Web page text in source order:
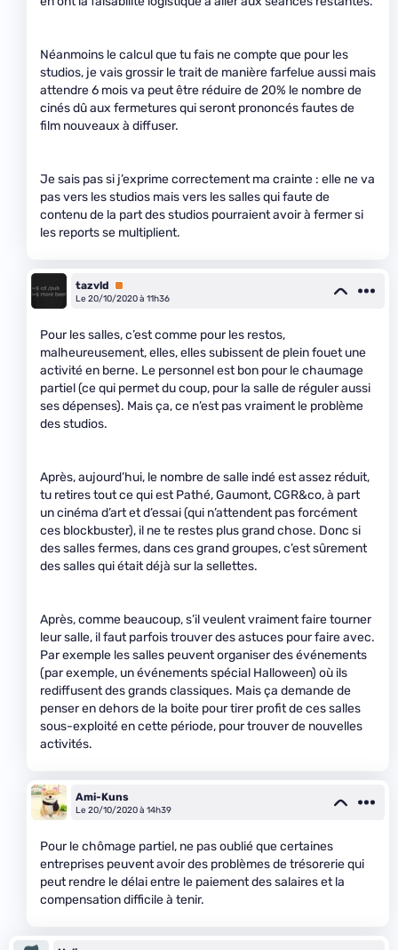
Néanmoins le calcul que tu fais ne compte que pour les
studios, je vais grossir le trait de manière farfelue aussi mais
attendre 6 mois va peut être réduire de 20% le nombre de
cinés dû aux fermetures qui seront prononcés fautes de
film nouveaux à diffuser.
Je sais pas si j’exprime correctement ma crainte : elle ne va
pas vers les studios mais vers les salles qui faute de
contenu de la part des studios pourraient avoir à fermer si
les reports se multiplient.
tazvld
Premium
Le 20/10/2020 à 11h36
Pour les salles, c’est comme pour les restos,
malheureusement, elles, elles subissent de plein fouet une
activité en berne. Le personnel est bon pour le chaumage
partiel (ce qui permet du coup, pour la salle de réguler aussi
ses dépenses). Mais ça, ce n’est pas vraiment le problème
des studios.
Après, aujourd’hui, le nombre de salle indé est assez réduit,
tu retires tout ce qui est Pathé, Gaumont, CGR&co, à part
un cinéma d’art et d’essai (qui n’attendent pas forcément
ces blockbuster), il ne te restes plus grand chose. Donc si
des salles fermes, dans ces grand groupes, c’est sûrement
des salles qui était déjà sur la sellettes.
Après, comme beaucoup, s’il veulent vraiment faire tourner
leur salle, il faut parfois trouver des astuces pour faire avec.
Par exemple les salles peuvent organiser des événements
(par exemple, un événements spécial Halloween) où ils
rediffusent des grands classiques. Mais ça demande de
penser en dehors de la boite pour tirer profit de ces salles
sous-exploité en cette période, pour trouver de nouvelles
activités.
Ami-Kuns
Le 20/10/2020 à 14h39
Pour le chômage partiel, ne pas oublié que certaines
entreprises peuvent avoir des problèmes de trésorerie qui
peut rendre le délai entre le paiement des salaires et la
compensation difficile à tenir.